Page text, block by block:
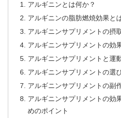
アルギニンとは何か？
アルギニンの脂肪燃焼効果と
アルギニンサプリメントの摂
アルギニンサプリメントの効
アルギニンサプリメントと運
アルギニンサプリメントの選
アルギニンサプリメントの副
アルギニンサプリメントの効
めのポイント